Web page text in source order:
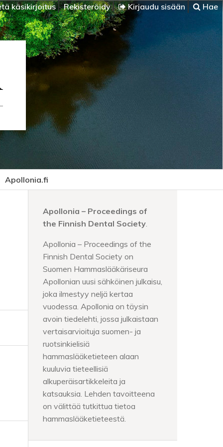
käsikirjoitus Rekisteröidy Kirjaudu sisään Hae
Apollonia.fi
Apollonia – Proceedings of
the Finnish Dental Society.
Apollonia – Proceedings of the
Finnish Dental Society on
Suomen Hammaslääkäriseura
Apollonian uusi sähköinen julkaisu,
joka ilmestyy neljä kertaa
vuodessa. Apollonia on täysin
avoin tiedelehti, jossa julkaistaan
vertaisarvioituja suomen- ja
ruotsinkielisiä
hammaslääketieteen alaan
kuuluvia tieteellisiä
alkuperäisartikkeleita ja
katsauksia. Lehden tavoitteena
on välittää tutkittua tietoa
hammaslääketieteestä.